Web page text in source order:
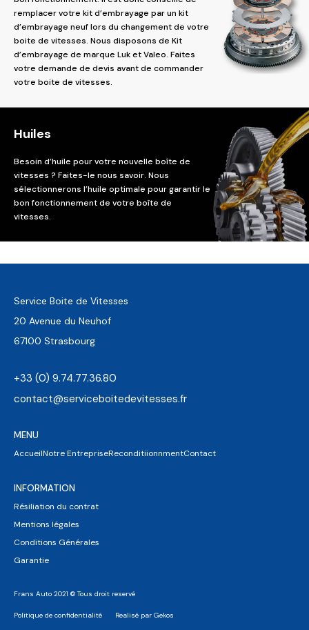
remplacer votre kit d’embrayage par un kit
d’embrayage neuf lors du changement de votre
boite de vitesses. Nous disposons de Kit
d’embrayage de marque Luk et Valeo. Faites
votre demande de devis avant de commander
votre boite de vitesses.
Huiles
Besoin d’huile pour votre nouvelle boîte de
vitesses ? Faites-le nous savoir. Nous
sélectionnerons l’huile optimale pour garantir le
bon fonctionnement de votre boîte de
vitesses.
Service Boite de Vitesses
20 Avenue du Neuhof
67100 Strasbourg
+33 (0) 9.74.77.36.80
contact@serviceboitedevitesses.fr
MENU
AccueilNotre EntrepriseReconditiionnmentContact
INFORMATION
Résiliation du contrat
Mentions légales
Conditions Générales
Garantie
Frans Auto 2021 © Tous droit reservé
Politique de confidentialité Realisé par Gekos